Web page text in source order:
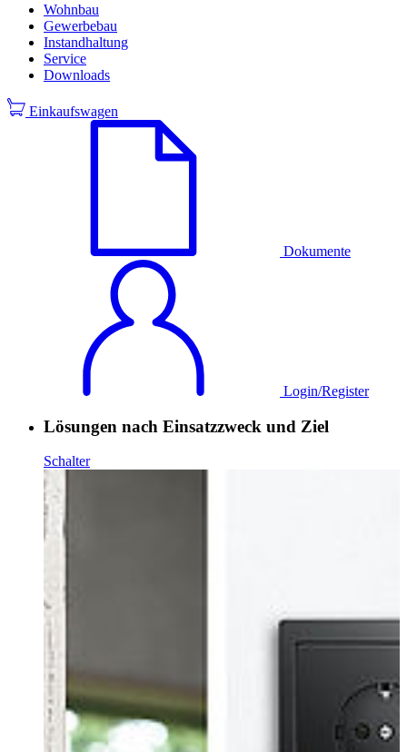
Wohnbau
Gewerbebau
Instandhaltung
Service
Downloads
Einkaufswagen
Dokumente
Login/Register
Lösungen nach Einsatzzweck und Ziel
Schalter